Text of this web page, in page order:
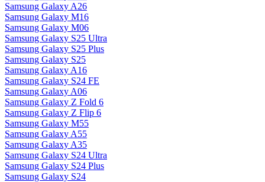
Samsung Galaxy A26
Samsung Galaxy M16
Samsung Galaxy M06
Samsung Galaxy S25 Ultra
Samsung Galaxy S25 Plus
Samsung Galaxy S25
Samsung Galaxy A16
Samsung Galaxy S24 FE
Samsung Galaxy A06
Samsung Galaxy Z Fold 6
Samsung Galaxy Z Flip 6
Samsung Galaxy M55
Samsung Galaxy A55
Samsung Galaxy A35
Samsung Galaxy S24 Ultra
Samsung Galaxy S24 Plus
Samsung Galaxy S24